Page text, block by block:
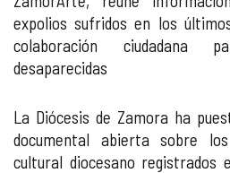
expolios sufridos en los
colaboración ciudadana
desaparecidas
La Diócesis de Zamora ha
documental abierta sobre
cultural diocesano